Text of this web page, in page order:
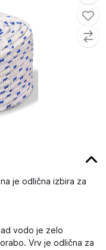
je odlična izbira za
vodo je zelo
Vrv je odlična za